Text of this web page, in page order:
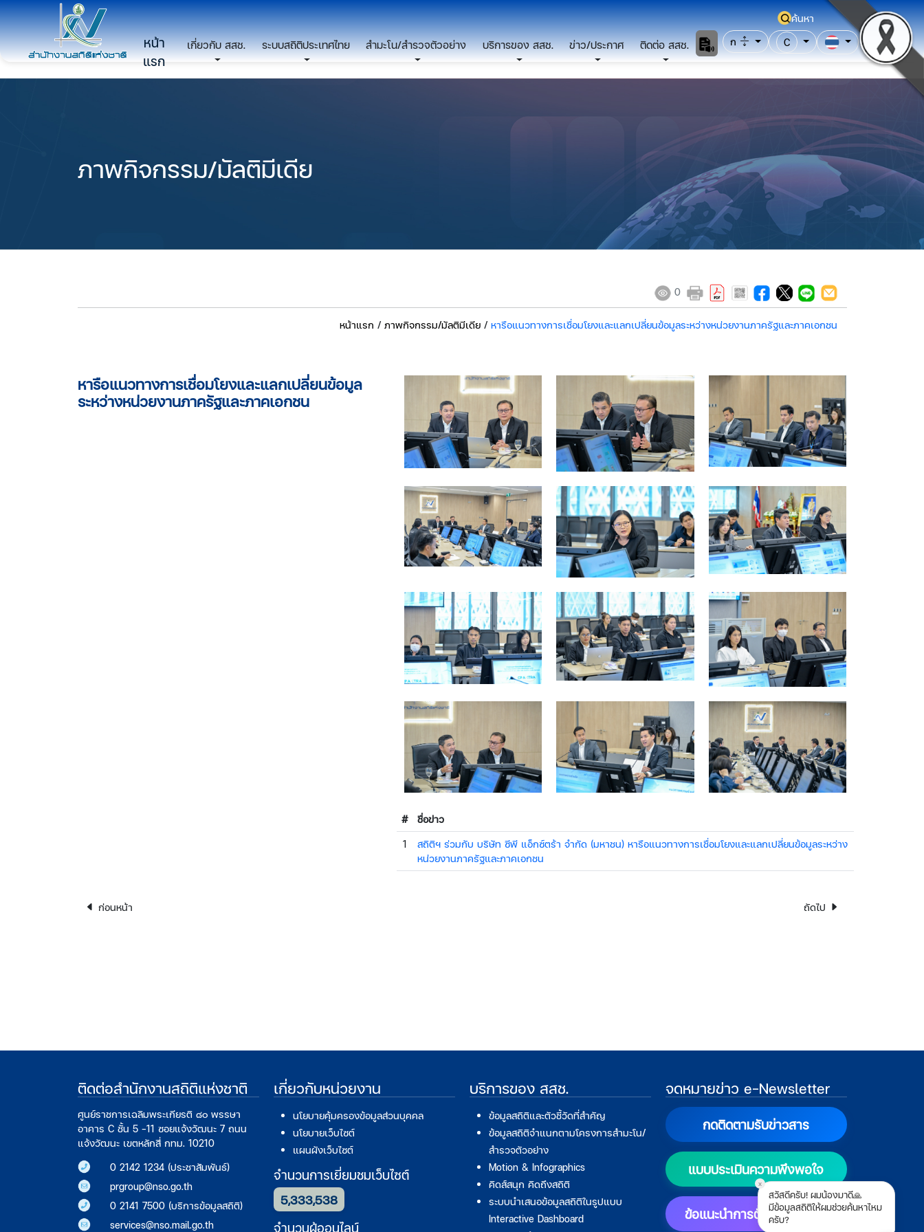
หน้า
แรก
เกี่ยวกับ สสช. ระบบสถิติประเทศไทย สำมะโน/สำรวจตัวอย่าง บริการของ สสช. ข่าว/ประกาศ ติดต่อ สสช.
ค้นหา
ก
C
ภาพกิจกรรม/มัลติมีเดีย
0
หน้าแรก / ภาพกิจกรรม/มัลติมีเดีย/ หารือแนวทางการเชื่อมโยงและแลกเปลี่ยนข้อมูลระหว่างหน่วยงานภาครัฐและภาคเอกชน
หารือแนวทางการเชื่อมโยงและแลกเปลี่ยนข้อมูล
ระหว่างหน่วยงานภาครัฐและภาคเอกชน
#
ชื่อข่าว
1
สถิติฯ ร่วมกับ บริษัท ซีพี แอ็กซ์ตร้า จำกัด (มหาชน) หารือแนวทางการเชื่อมโยงและแลกเปลี่ยนข้อมูลระหว่าง
หน่วยงานภาครัฐและภาคเอกชน
ก่อนหน้า ถัดไป
x
สวัสดีครับ! ผมน้องมาดี🙏
มีข้อมูลสถิติให้ผมช่วยค้นหาไหม
ครับ?
ติดต่อสำนักงานสถิติแห่งชาติ
ศูนย์ราชการเฉลิมพระเกียรติ ๘๐ พรรษา
อาคาร C ชั้น 5 -11 ซอยแจ้งวัฒนะ 7 ถนน
แจ้งวัฒนะ เขตหลักสี่ กทม. 10210
0 2142 1234 (ประชาสัมพันธ์)
prgroup@nso.go.th
0 2141 7500 (บริการข้อมูลสถิติ)
services@nso.mail.go.th
เกี่ยวกับหน่วยงาน
นโยบายคุ้มครองข้อมูลส่วนบุคคล
นโยบายเว็บไซต์
แผนผังเว็บไซต์
จำนวนการเยี่ยมชมเว็บไซต์
5,333,538
จำนวนผู้ออนไลน์
บริการของ สสช.
ข้อมูลสถิติและตัวชี้วัดที่สำคัญ
ข้อมูลสถิติจำแนกตามโครงการสำมะโน/
สำรวจตัวอย่าง
Motion & Infographics
คิดส์สนุก คิดถึงสถิติ
ระบบนำเสนอข้อมูลสถิติในรูปแบบ
Interactive Dashboard
จดหมายข่าว e-Newsletter
กดติดตามรับข่าวสาร
แบบประเมินความพึงพอใจ
ข้อแนะนำการตั้งค่าแสดงผล